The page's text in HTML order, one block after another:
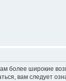
более широкие
вам следует